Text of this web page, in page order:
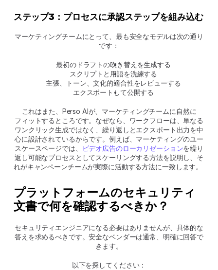
ステップ3：プロセスに承認ステップを組み込む
マーケティングチームにとって、最も安全なモデルは次の通り
です：
最初のドラフトの吹き替えを生成する
スクリプトと用語を洗練する
主張、トーン、文化的適合性をレビューする
エクスポートして公開する
これはまた、Perso AIが、マーケティングチームに自然に
フィットするところです。なぜなら、ワークフローは、単なる
ワンクリック生成ではなく、繰り返しとエクスポート出力を中
心に設計されているからです。例えば、マーケティングのユー
スケースページでは、
ビデオ広告のローカリゼーションを繰り
返し可能なプロセスとしてスケーリングする方法を説明し、そ
れがキャンペーンチームが実際に活動する方法に一致します。
プラットフォームのセキュリティ
文書で何を確認するべきか？
セキュリティエンジニアになる必要はありませんが、具体的な
答えを求めるべきです。安全なベンダーは通常、明確に回答で
きます。
以下を探してください：